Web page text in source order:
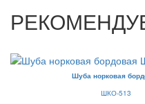
Шуба норковая
ШКО-513